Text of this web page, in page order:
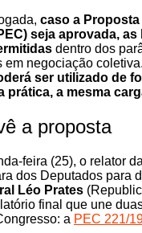
caso a Proposta
seja aprovada, as
dentro dos
em negociação
ser utilizado de
prática, a mesma
a proposta
feira (25), o relator
dos Deputados para
Léo Prates
final que une
a PEC 221/